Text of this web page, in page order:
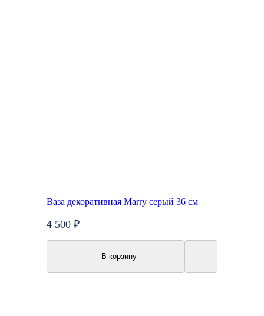
Ваза декоративная Marry серый 36 см
4 500 ₽
В корзину